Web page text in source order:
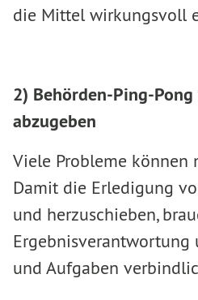
die Mittel wirkungsvoll
2) Behörden-Ping-
abzugeben
Viele Probleme können
Damit die Erledigung
und herzuschieben,
Ergebnisverantwortung
und Aufgaben